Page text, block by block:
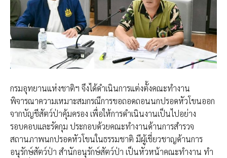
กรมอุทยานแห่งชาติฯ จึงได้ดำเนินการแต่งตั้งคณะทำงาน
พิจารณาความเหมาะสมกรณีการขอถอดถอนนกปรอดหัวโขนออก
จากบัญชีสัตว์ป่าคุ้มครอง เพื่อให้การดำเนินงานเป็นไปอย่าง
รอบคอบและรัดกุม ประกอบด้วยคณะทำงานด้านการสำรวจ
สถานภาพนกปรอดหัวโขนในธรรมชาติ มีผู้เชี่ยวชาญด้านการ
อนุรักษ์สัตว์ป่า สำนักอนุรักษ์สัตว์ป่า เป็นหัวหน้าคณะทำงาน ทำ